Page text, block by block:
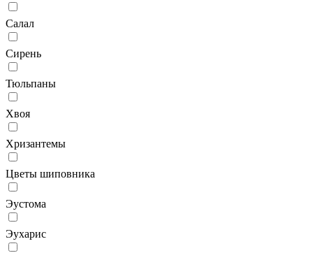
Салал
Сирень
Тюльпаны
Хвоя
Хризантемы
Цветы шиповника
Эустома
Эухарис